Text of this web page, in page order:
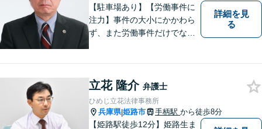
ます。
【駐車場あり】【労働事件に
注力】事件の大小にかかわら
ず、また労働事件だけでなく
いと考えています。 お気軽に
ご相談ください。
詳細を見
る
立花 隆介 弁護士
ひめじ立花法律事務所
兵庫県|姫路市 手柄駅 から徒歩8分
【姫路駅徒歩12分】姫路生ま